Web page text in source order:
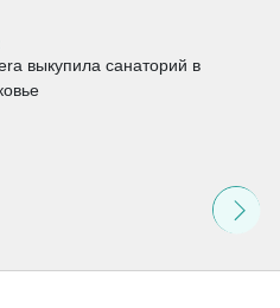
выкупила санаторий в